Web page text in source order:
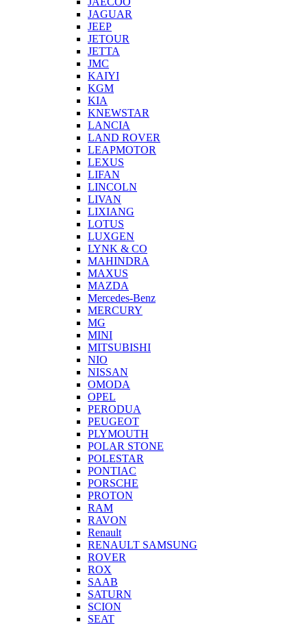
JAGUAR
JEEP
JETOUR
JETTA
JMC
KAIYI
KGM
KIA
KNEWSTAR
LANCIA
LAND ROVER
LEAPMOTOR
LEXUS
LIFAN
LINCOLN
LIVAN
LIXIANG
LOTUS
LUXGEN
LYNK & CO
MAHINDRA
MAXUS
MAZDA
Mercedes-Benz
MERCURY
MG
MINI
MITSUBISHI
NIO
NISSAN
OMODA
OPEL
PERODUA
PEUGEOT
PLYMOUTH
POLAR STONE
POLESTAR
PONTIAC
PORSCHE
PROTON
RAM
RAVON
Renault
RENAULT SAMSUNG
ROVER
ROX
SAAB
SATURN
SCION
SEAT